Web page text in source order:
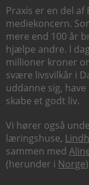
Praxis er en del
mediekoncern.
mere end 100 år
hjælpe andre. I
millioner kroner
svære livsvilkår i
uddanne sig,
skabe et godt liv.
Vi hører også
læringshuse,
sammen med
(herunder i Norge